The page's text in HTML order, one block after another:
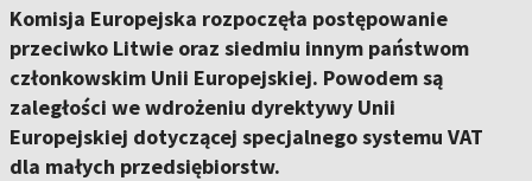
Komisja Europejska rozpoczęła postępowanie
przeciwko Litwie oraz siedmiu innym państwom
członkowskim Unii Europejskiej. Powodem są
zaległości we wdrożeniu dyrektywy Unii
Europejskiej dotyczącej specjalnego systemu VAT
dla małych przedsiębiorstw.